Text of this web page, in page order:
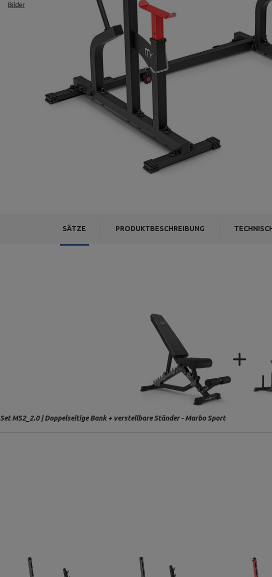
Bilder
SÄTZE PRODUKTBESCHREIBUNG
Set MS2_2.0 | Doppelseitige Bank + verstellbare Ständer - Marbo Sport